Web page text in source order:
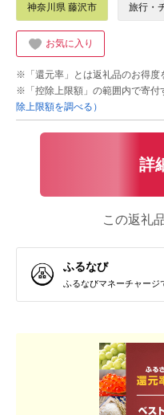
神奈川県 藤沢市 旅行・
お気に入り
※「還元率」とは返礼品のお得度
※「控除上限額」の範囲内で寄付
除上限額を調べる）
詳
この返礼
ふるなび
ふるなびマネーチャージ